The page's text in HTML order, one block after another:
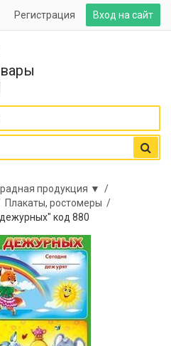
Вход на сайт
Регистрация
продукция ▼ /
Плакаты, ростомеры /
код 880